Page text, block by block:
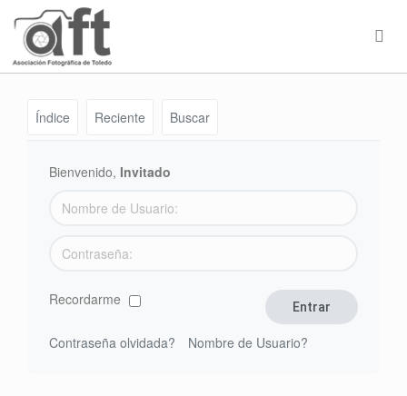
Índice Reciente Buscar
Bienvenido, Invitado
Recordarme
Contraseña olvidada? Nombre de Usuario?